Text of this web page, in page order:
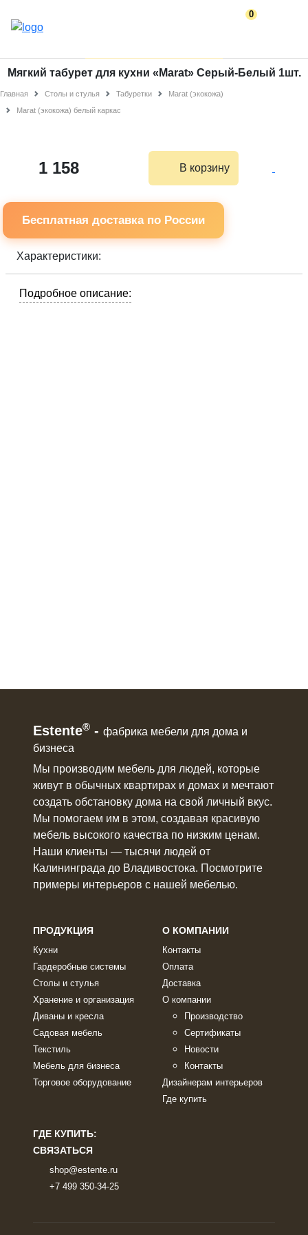
0
Мягкий табурет для кухни «Marat» Серый-Белый 1шт.
Главная Столы и стулья Табуретки
Marat (экокожа)
Marat (экокожа) белый каркас
1 158 В корзину
Бесплатная доставка по России
Характеристики:
Подробное описание:
Estente® - фабрика мебели для дома и
бизнеса
Мы производим мебель для людей, которые
живут в обычных квартирах и домах и мечтают
создать обстановку дома на свой личный вкус.
Мы помогаем им в этом, создавая красивую
мебель высокого качества по низким ценам.
Наши клиенты ― тысячи людей от
Калининграда до Владивостока. Посмотрите
примеры интерьеров с нашей мебелью.
ПРОДУКЦИЯ
Кухни
Гардеробные системы
Столы и стулья
Хранение и организация
Диваны и кресла
Садовая мебель
Текстиль
Мебель для бизнеса
Торговое оборудование
О КОМПАНИИ
Контакты
Оплата
Доставка
О компании
Производство
Сертификаты
Новости
Контакты
Дизайнерам интерьеров
Где купить
ГДЕ КУПИТЬ:
СВЯЗАТЬСЯ
shop@estente.ru
+7 499 350-34-25